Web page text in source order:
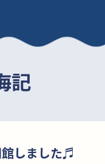
記
しました♬